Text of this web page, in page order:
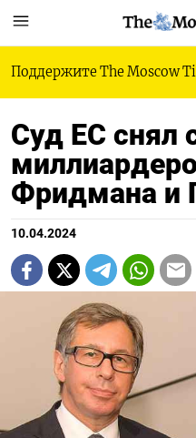
Поддержите The Moscow
Суд ЕС снял
Фридмана и
10.04.2024